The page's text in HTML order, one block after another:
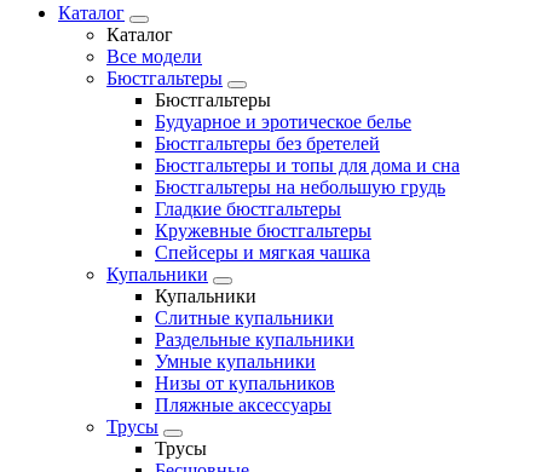
Каталог
Каталог
Все модели
Бюстгальтеры
Бюстгальтеры
Будуарное и эротическое белье
Бюстгальтеры без бретелей
Бюстгальтеры и топы для дома и сна
Бюстгальтеры на небольшую грудь
Гладкие бюстгальтеры
Кружевные бюстгальтеры
Спейсеры и мягкая чашка
Купальники
Купальники
Слитные купальники
Раздельные купальники
Умные купальники
Низы от купальников
Пляжные аксессуары
Трусы
Трусы